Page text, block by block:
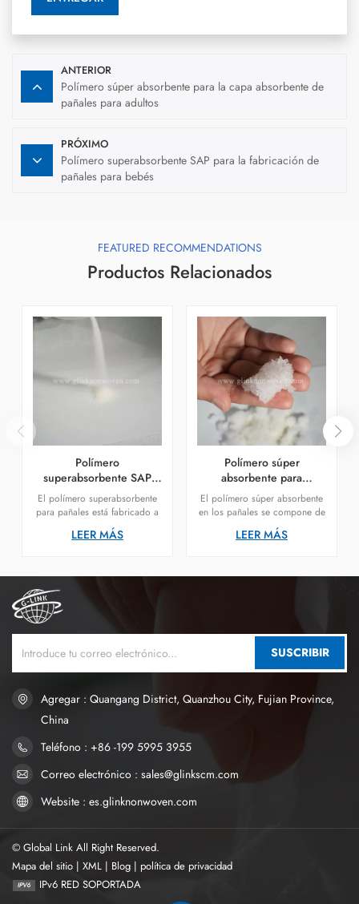
ANTERIOR
Polímero súper absorbente para la capa absorbente de
pañales para adultos
PRÓXIMO
Polímero superabsorbente SAP para la fabricación de
pañales para bebés
FEATURED RECOMMENDATIONS
Productos Relacionados
Polímero
superabsorbente SAP
para la fabricación de
pañales para bebés
El polímero superabsorbente
para pañales está fabricado a
partir de copolímeros de
ácido acrílico y acrilato de
de higiene desechables como
pañales para bebés, toallas
sanitarias y toallas sanitarias
para incontinencia de adultos.
LEER MÁS
Polímero súper
absorbente para
pantalones de pañales
El polímero súper absorbente
en los pañales se compone de
copolímeros de ácido acrílico
y acrilato de sodio, que se
desechables que incluyen
para adultos.
LEER MÁS
SUSCRIBIR
Agregar : Quangang District, Quanzhou City, Fujian Province,
China
Teléfono : +86 -199 5995 3955
Correo electrónico : sales@glinkscm.com
Website : es.glinknonwoven.com
© Global Link All Right Reserved.
Mapa del sitio | XML | Blog | política de privacidad
IPv6 RED SOPORTADA